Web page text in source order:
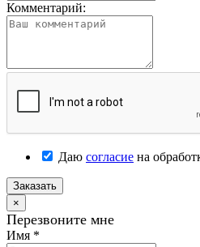
Комментарий:
Даю согласие на
Заказать
×
Перезвоните мне
Имя *